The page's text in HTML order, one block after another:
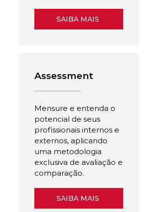
SAIBA MAIS
Assessment
Mensure e entenda o
potencial de seus
profissionais internos e
externos, aplicando
uma metodologia
exclusiva de avaliação e
comparação.
SAIBA MAIS